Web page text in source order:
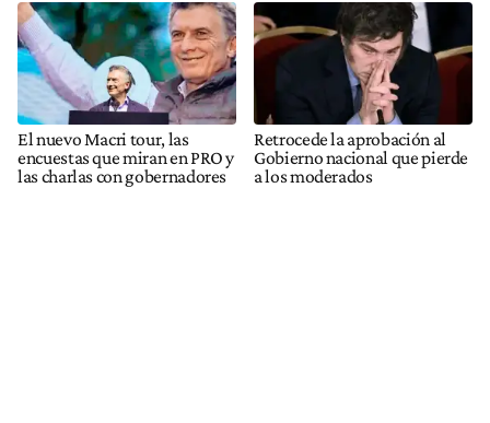
El nuevo Macri tour, las
encuestas que miran en PRO y
las charlas con gobernadores
Retrocede la aprobación al
Gobierno nacional que pierde
a los moderados